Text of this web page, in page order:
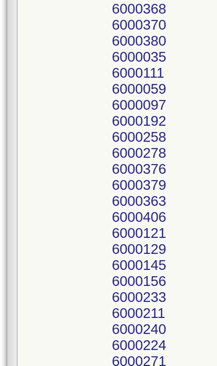
6000368
6000370
6000380
6000035
6000111
6000059
6000097
6000192
6000258
6000278
6000376
6000379
6000363
6000406
6000121
6000129
6000145
6000156
6000233
6000211
6000240
6000224
6000271